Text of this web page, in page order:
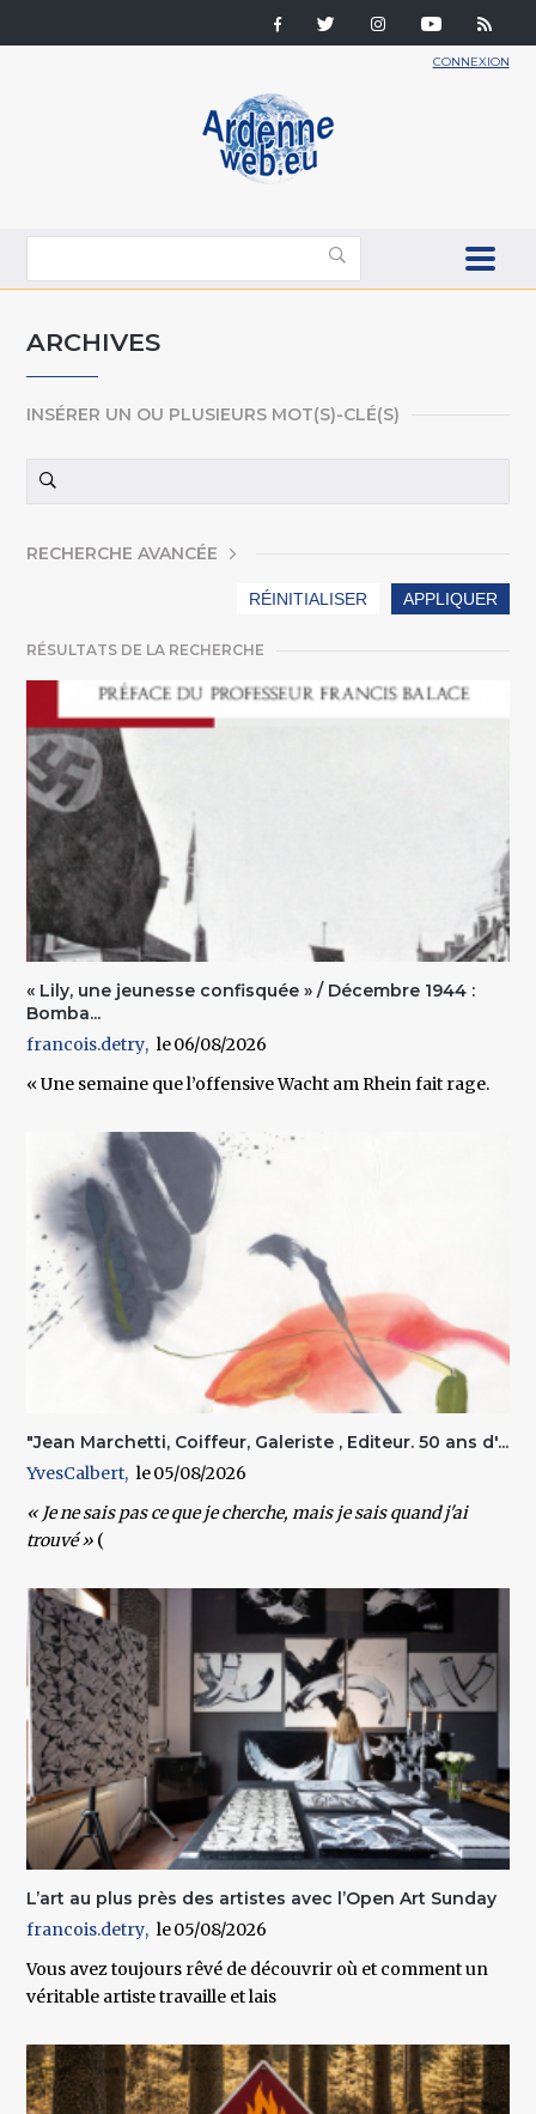
CONNEXION
ARCHIVES
INSÉRER UN OU PLUSIEURS MOT(S)-CLÉ(S)
AFFICHER
RECHERCHE AVANCÉE
RÉSULTATS DE LA RECHERCHE
« Lily, une jeunesse confisquée » / Décembre 1944 :
Bomba...
francois.detry
06/08/2026
« Une semaine que l’offensive Wacht am Rhein fait rage.
"Jean Marchetti, Coiffeur, Galeriste , Editeur. 50 ans d'...
YvesCalbert
05/08/2026
« Je ne sais pas ce que je cherche, mais je sais quand j'ai
trouvé » (
L’art au plus près des artistes avec l’Open Art Sunday
francois.detry
05/08/2026
Vous avez toujours rêvé de découvrir où et comment un
véritable artiste travaille et lais